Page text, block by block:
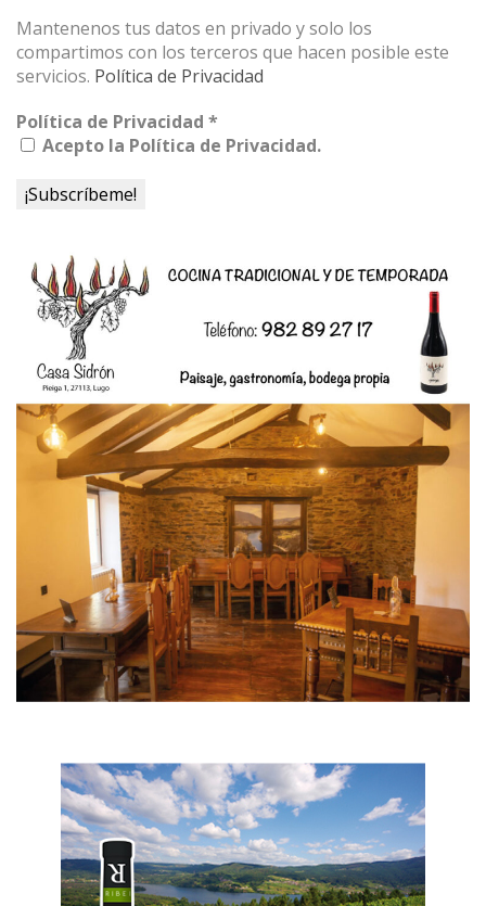
Mantenenos tus datos en privado y solo los
compartimos con los terceros que hacen posible este
servicios. Política de Privacidad
Política de Privacidad *
Acepto la Política de Privacidad.